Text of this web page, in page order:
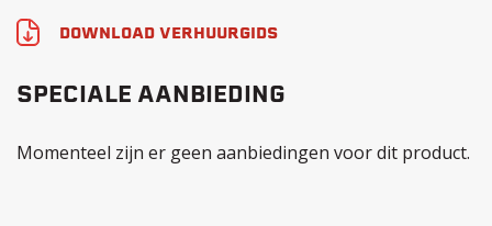
DOWNLOAD VERHUURGIDS
SPECIALE AANBIEDING
Momenteel zijn er geen aanbiedingen voor dit product.